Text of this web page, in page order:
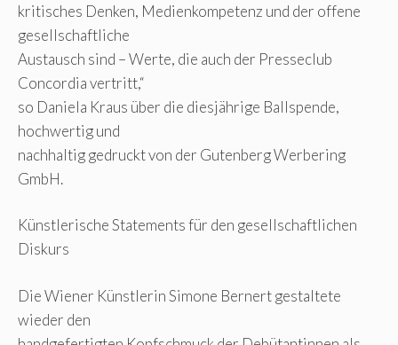
kritisches Denken, Medienkompetenz und der offene
gesellschaftliche
Austausch sind – Werte, die auch der Presseclub
Concordia vertritt,“
so Daniela Kraus über die diesjährige Ballspende,
hochwertig und
nachhaltig gedruckt von der Gutenberg Werbering
GmbH.
Künstlerische Statements für den gesellschaftlichen
Diskurs
Die Wiener Künstlerin Simone Bernert gestaltete
wieder den